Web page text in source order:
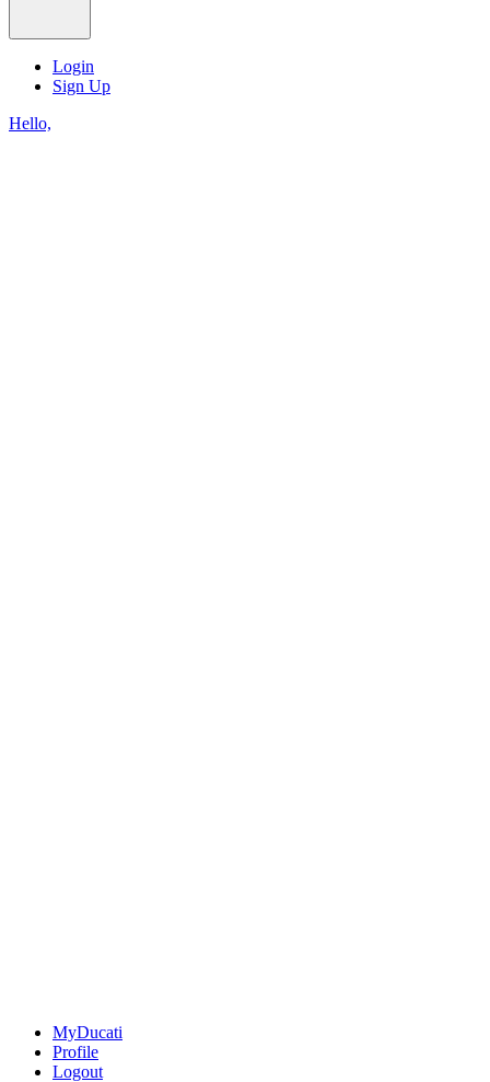
Login
Sign Up
Hello,
MyDucati
Profile
Logout